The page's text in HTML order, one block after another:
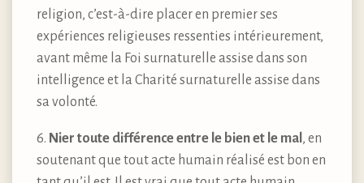
religion, c’est-à-dire placer en premier ses
expériences religieuses ressenties intérieurement,
avant même la Foi surnaturelle assise dans son
intelligence et la Charité surnaturelle assise dans
sa volonté.
6. Nier toute différence entre le bien et le mal , en
soutenant que tout acte humain réalisé est bon en